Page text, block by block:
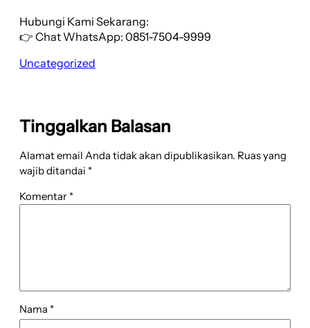
Hubungi Kami Sekarang:
👉 Chat WhatsApp: 0851-7504-9999
Uncategorized
Tinggalkan Balasan
Alamat email Anda tidak akan dipublikasikan. Ruas yang
wajib ditandai *
Komentar *
Nama *